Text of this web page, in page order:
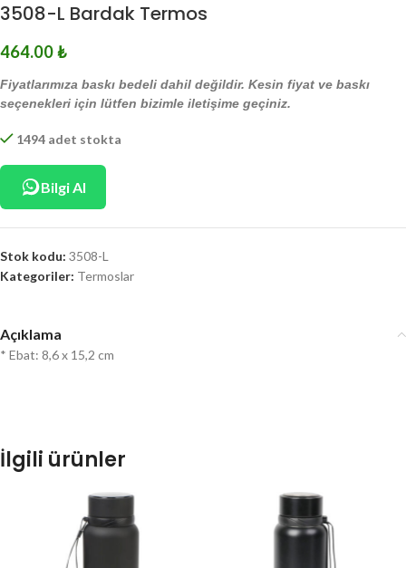
3508-L Bardak Termos
464.00₺
Fiyatlarımıza baskı bedeli dahil değildir. Kesin fiyat ve baskı
seçenekleri için lütfen bizimle iletişime geçiniz.
1494 adet stokta
Bilgi Al
Stok kodu: 3508-L
Kategoriler: Termoslar
Açıklama
* Ebat: 8,6 x 15,2 cm
İlgili ürünler